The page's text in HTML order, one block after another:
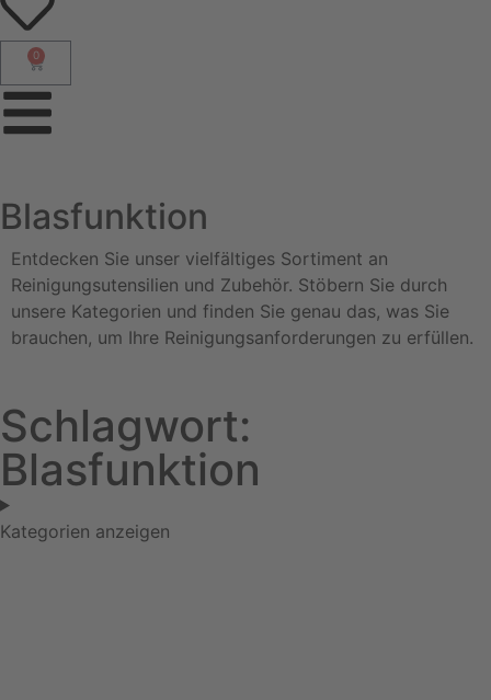
0
Blasfunktion
Entdecken Sie unser vielfältiges Sortiment an
Reinigungsutensilien und Zubehör. Stöbern Sie durch
unsere Kategorien und finden Sie genau das, was Sie
brauchen, um Ihre Reinigungsanforderungen zu erfüllen.
Schlagwort:
Blasfunktion
Kategorien anzeigen